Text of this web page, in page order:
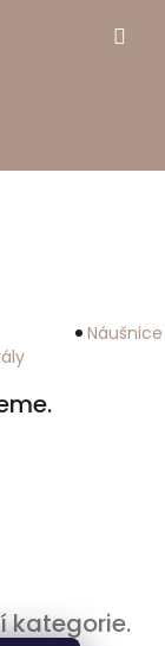
Náušnice
kategorie.